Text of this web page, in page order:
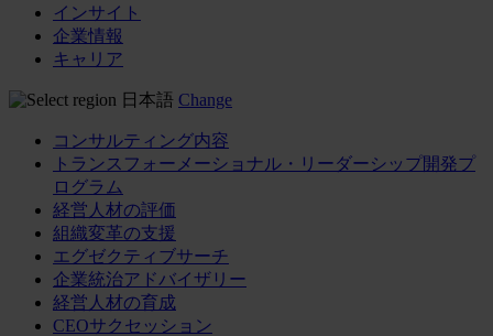
インサイト
企業情報
キャリア
日本語 Change
コンサルティング内容
トランスフォーメーショナル・リーダーシップ開発プ
ログラム
経営人材の評価
組織変革の支援
エグゼクティブサーチ
企業統治アドバイザリー
経営人材の育成
CEOサクセッション